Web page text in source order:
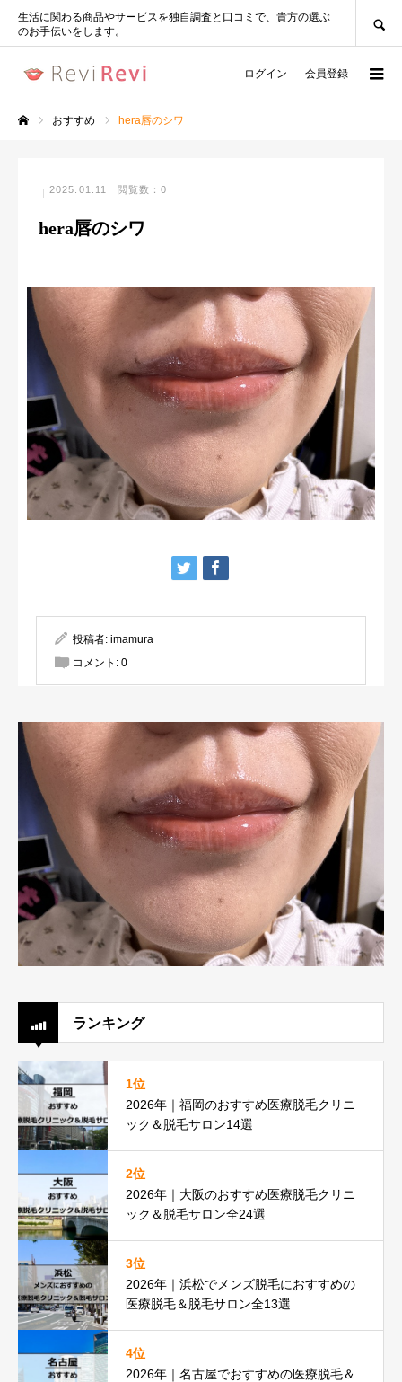
生活に関わる商品やサービスを独自調査と口コミで、貴方の選ぶ
のお手伝いをします。
ログイン 会員登録
おすすめ hera唇のシワ
2025.01.11 閲覧数：0
hera唇のシワ
投稿者: imamura
コメント: 0
ランキング
1位
2026年｜福岡のおすすめ医療脱毛クリニ
ック＆脱毛サロン14選
2位
2026年｜大阪のおすすめ医療脱毛クリニ
ック＆脱毛サロン全24選
3位
2026年｜浜松でメンズ脱毛におすすめの
医療脱毛＆脱毛サロン全13選
4位
2026年｜名古屋でおすすめの医療脱毛＆